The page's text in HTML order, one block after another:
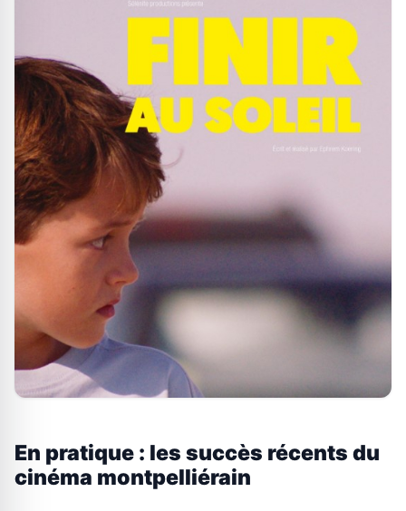
En pratique : les succès récents du
cinéma montpelliérain